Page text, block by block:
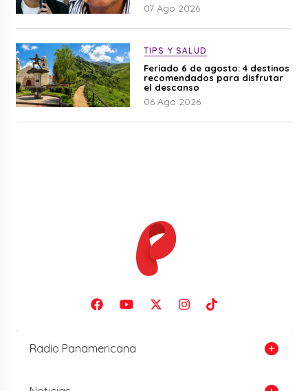
07 Ago 2026
TIPS Y SALUD
Feriado 6 de agosto: 4 destinos
recomendados para disfrutar
el descanso
06 Ago 2026
Radio Panamericana